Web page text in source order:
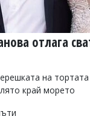
отлага
на тортата
край морето